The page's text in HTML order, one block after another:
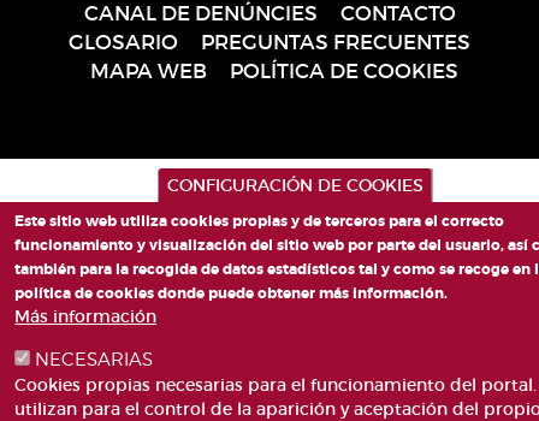
página
CANAL DE DENÚNCIES
CONTACTO
GLOSARIO
PREGUNTAS FRECUENTES
MAPA WEB
POLÍTICA DE COOKIES
CONFIGURACIÓN DE COOKIES
Este sitio web utiliza cookies propias y de terceros para el correcto
funcionamiento y visualización del sitio web por parte del usuario, así
también para la recogida de datos estadísticos tal y como se recoge en
política de cookies donde puede obtener más información.
Más información
NECESARIAS
Cookies propias necesarias para el funcionamiento del portal.
utilizan para el control de la aparición y aceptación del